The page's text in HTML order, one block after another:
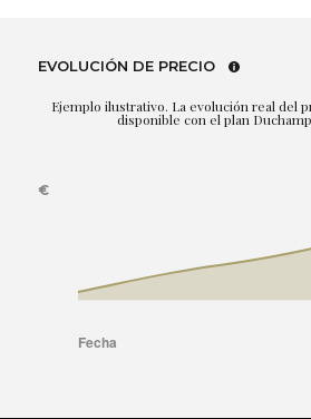
EVOLUCIÓN DE PRECIO
Ejemplo ilustrativo. La evolución real del
disponible con el plan